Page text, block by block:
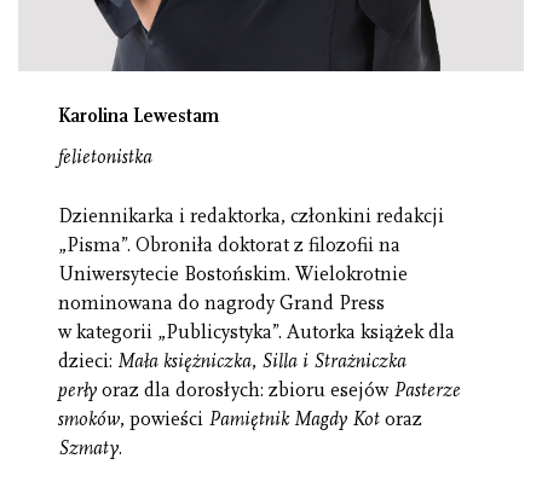
Karolina Lewestam
felietonistka
Dziennikarka i redaktorka, członkini redakcji
„Pisma”. Obroniła doktorat z filozofii na
Uniwersytecie Bostońskim. Wielokrotnie
nominowana do nagrody Grand Press
w kategorii „Publicystyka”. Autorka książek dla
dzieci: Mała księżniczka, Silla i Strażniczka
perłyoraz dla dorosłych: zbioru esejów Pasterze
smoków, powieści Pamiętnik Magdy Kot oraz
Szmaty.